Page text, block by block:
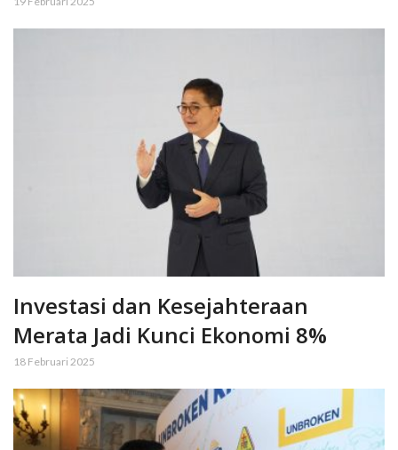
Investasi dan Kesejahteraan
Merata Jadi Kunci Ekonomi 8%
18 Februari 2025